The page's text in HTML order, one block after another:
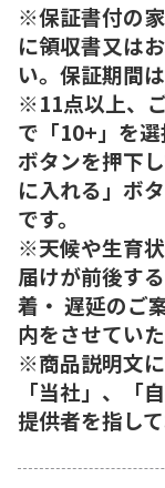
※保証書付の
に領収書又は
い。保証期間
※11点以上、
で「10+」を選
ボタンを押下
に入れる」ボ
です。
※天候や生育
届けが前後す
着・ 遅延のご
内をさせてい
※商品説明文に
「当社」、「
提供者を指して